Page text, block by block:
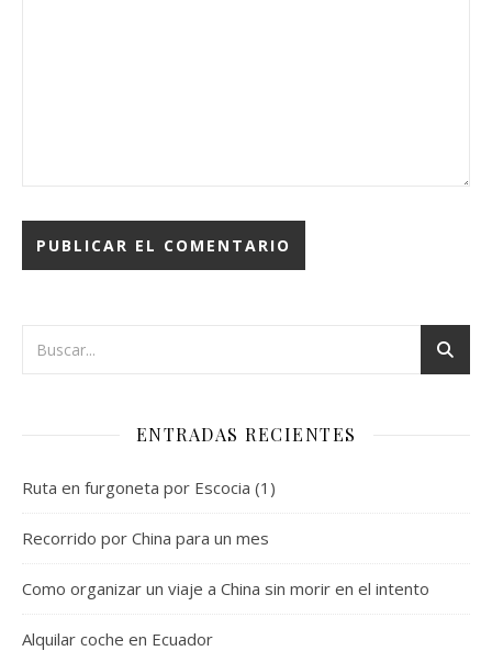
ENTRADAS RECIENTES
Ruta en furgoneta por Escocia (1)
Recorrido por China para un mes
Como organizar un viaje a China sin morir en el intento
Alquilar coche en Ecuador